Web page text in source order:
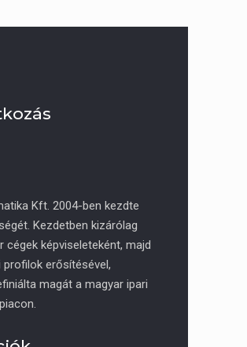
Kft. 2004-ben kezdte
Kezdetben kizárólag
cégek képviseleteként, majd
profilok erősítésével,
magát a magyar ipari